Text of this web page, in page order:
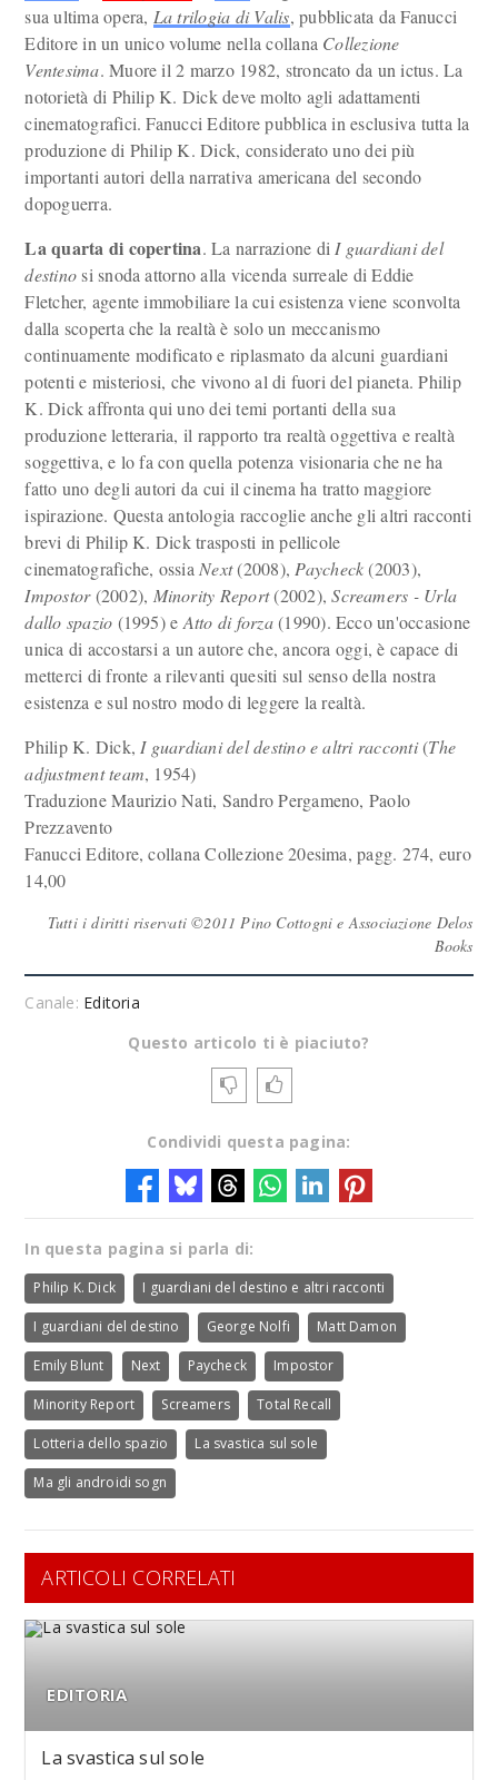
sua ultima opera, La trilogia di Valis, pubblicata da Fanucci
Editore in un unico volume nella collana Collezione
Ventesima. Muore il 2 marzo 1982, stroncato da un ictus. La
notorietà di Philip K. Dick deve molto agli adattamenti
cinematografici. Fanucci Editore pubblica in esclusiva tutta la
produzione di Philip K. Dick, considerato uno dei più
importanti autori della narrativa americana del secondo
dopoguerra.
La quarta di copertina. La narrazione di I guardiani del
destinosi snoda attorno alla vicenda surreale di Eddie
Fletcher, agente immobiliare la cui esistenza viene sconvolta
dalla scoperta che la realtà è solo un meccanismo
continuamente modificato e riplasmato da alcuni guardiani
potenti e misteriosi, che vivono al di fuori del pianeta. Philip
K. Dick affronta qui uno dei temi portanti della sua
produzione letteraria, il rapporto tra realtà oggettiva e realtà
soggettiva, e lo fa con quella potenza visionaria che ne ha
fatto uno degli autori da cui il cinema ha tratto maggiore
ispirazione. Questa antologia raccoglie anche gli altri racconti
brevi di Philip K. Dick trasposti in pellicole
cinematografiche, ossia Next(2008), Paycheck(2003),
Impostor(2002), Minority Report(2002),Screamers - Urla
dallo spazio (1995) e Atto di forza(1990). Ecco un'occasione
unica di accostarsi a un autore che, ancora oggi, è capace di
metterci di fronte a rilevanti quesiti sul senso della nostra
esistenza e sul nostro modo di leggere la realtà.
Philip K. Dick, I guardiani del destino e altri racconti(The
adjustment team, 1954)
Traduzione Maurizio Nati, Sandro Pergameno, Paolo
Prezzavento
Fanucci Editore, collana Collezione 20esima, pagg. 274, euro
14,00
Tutti i diritti riservati ©2011 Pino Cottogni e Associazione Delos
Books
Canale: Editoria
Questo articolo ti è piaciuto?
Condividi questa pagina:
In questa pagina si parla di:
Philip K. Dick I guardiani del destino e altri racconti
I guardiani del destino George Nolfi Matt Damon
Emily Blunt Next Paycheck Impostor
Minority Report Screamers Total Recall
Lotteria dello spazio La svastica sul sole
Ma gli androidi sogn
ARTICOLI CORRELATI
EDITORIA
La svastica sul sole